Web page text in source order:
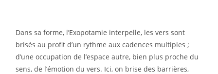
Dans sa forme, l’Exopotamie interpelle, les vers sont
brisés au profit d’un rythme auxcadences multiples ;
d’une occupation de l’espace autre, bien plus proche du
sens, de l’émotion duvers. Ici, on brise des barrières,